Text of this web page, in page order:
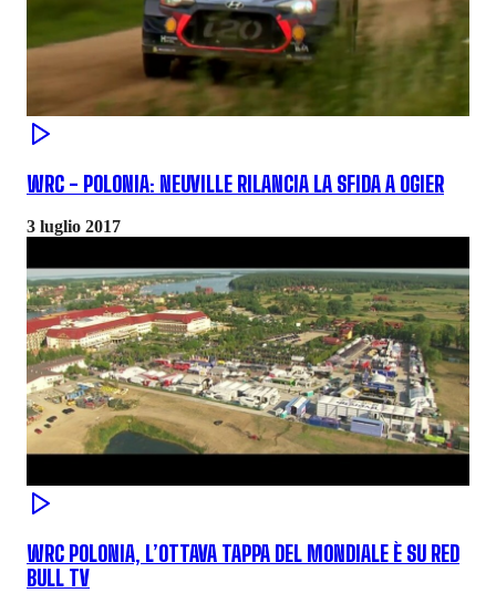
WRC - POLONIA: NEUVILLE RILANCIA LA SFIDA A OGIER
3 luglio 2017
WRC POLONIA, L’OTTAVA TAPPA DEL MONDIALE È SU RED
BULL TV